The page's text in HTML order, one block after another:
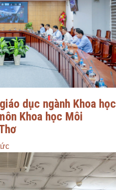
dục ngành Khoa học
Khoa học Môi